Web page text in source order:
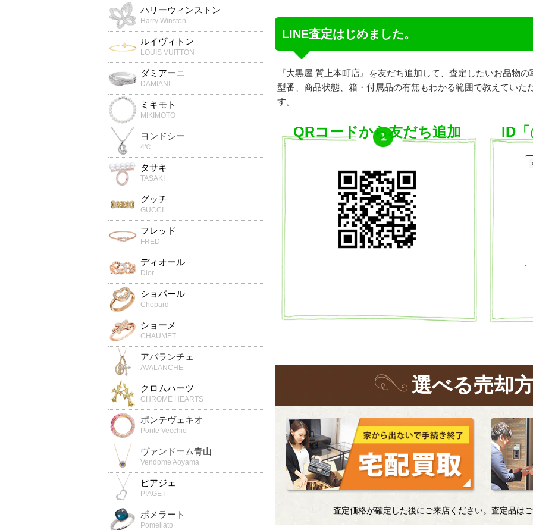
LINE査定はじめました。
『大黒屋 質上本町店』を友だち追加して、査定したいお品物
型番、商品状態、箱・付属品の有無もわかる範囲で教えていた
す。
QRコードから友だち追加 ID
選べる売却
査定価格が確定した後にご来店ください。査定品は
ハリーウィンストン
Harry Winston
ルイヴィトン
LOUIS VUITTON
ダミアーニ
DAMIANI
ミキモト
MIKIMOTO
ヨンドシー
4℃
タサキ
TASAKI
グッチ
GUCCI
フレッド
FRED
ディオール
Dior
ショパール
Chopard
ショーメ
CHAUMET
アバランチェ
AVALANCHE
クロムハーツ
CHROME HEARTS
ポンテヴェキオ
Ponte Vecchio
ヴァンドーム青山
Vendome Aoyama
ピアジェ
PIAGET
ポメラート
Pomellato